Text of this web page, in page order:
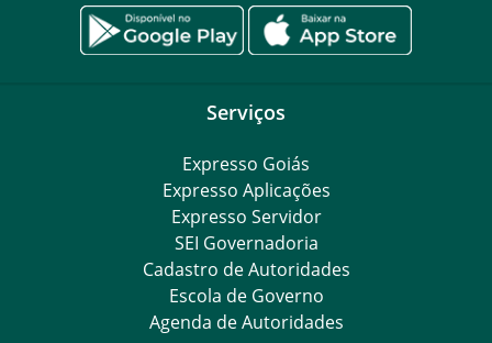
Serviços
Expresso Goiás
Expresso Aplicações
Expresso Servidor
SEI Governadoria
Cadastro de Autoridades
Escola de Governo
Agenda de Autoridades